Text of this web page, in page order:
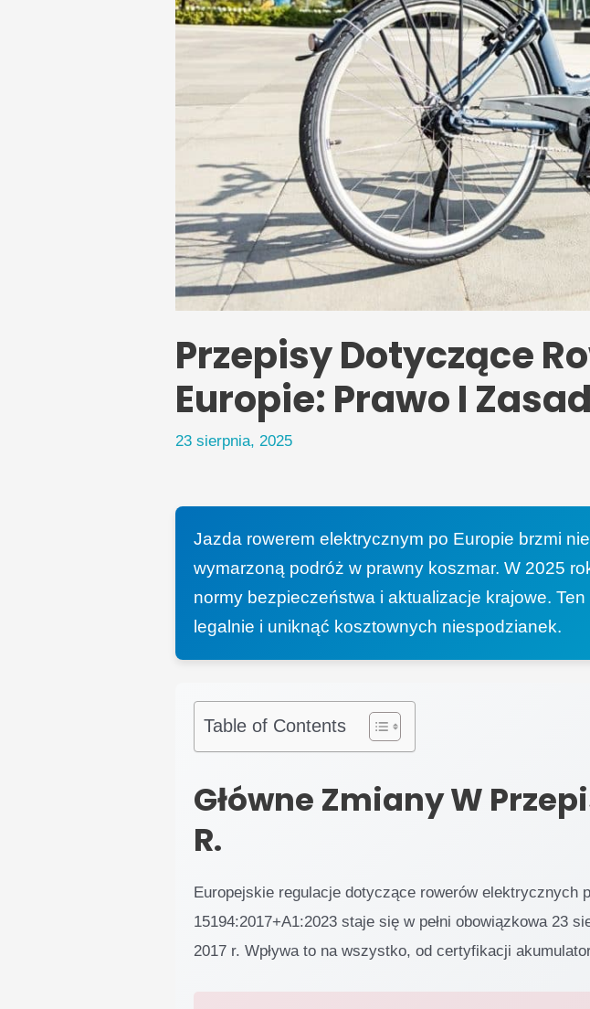
Przepisy Dotyczące
Europie: Prawo I
23 sierpnia, 2025
Jazda rowerem elektrycznym po Europie brzmi
wymarzoną podróż w prawny koszmar. W 2025
normy bezpieczeństwa i aktualizacje krajowe.
legalnie i uniknąć kosztownych niespodzianek.
Table of Contents
Główne Zmiany W
R.
Europejskie regulacje dotyczące rowerów
15194:2017+A1:2023 staje się w pełni obowiązkowa 23
2017 r. Wpływa to na wszystko, od certyfikacji